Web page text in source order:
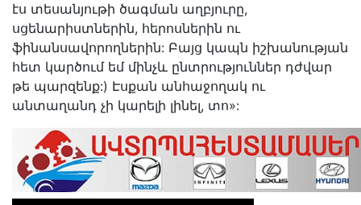
էս տեսանյութի ծագման աղբյուրը,
սցենարիստներին, հերոսներին ու
ֆինանսավորողներին: Բայց կապն իշխանության
հետ կարծում եմ մինչև ընտրություններ դժվար
թե պարզենք:) Էսքան անհաջողակ ու
անտաղանդ չի կարելի լինել, տո»: